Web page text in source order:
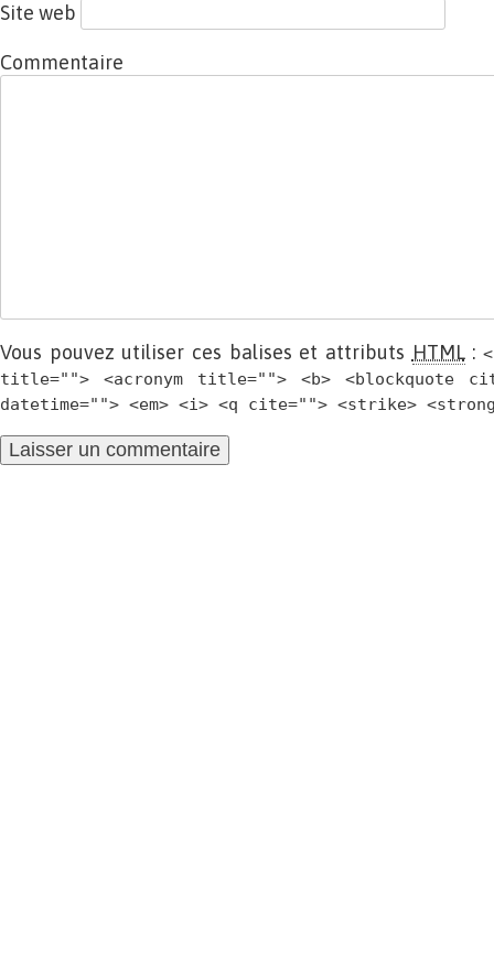
Site web
Commentaire
Vous pouvez utiliser ces balises et attributs HTML:
title=""> <acronym title=""> <b> <blockquote
datetime=""> <em> <i> <q cite=""> <strike>